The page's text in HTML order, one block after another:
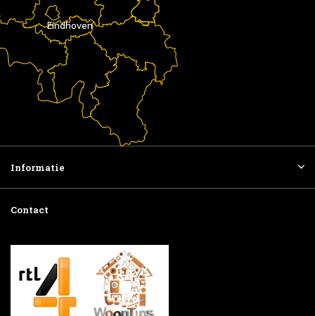
Eindhoven
Informatie
Contact